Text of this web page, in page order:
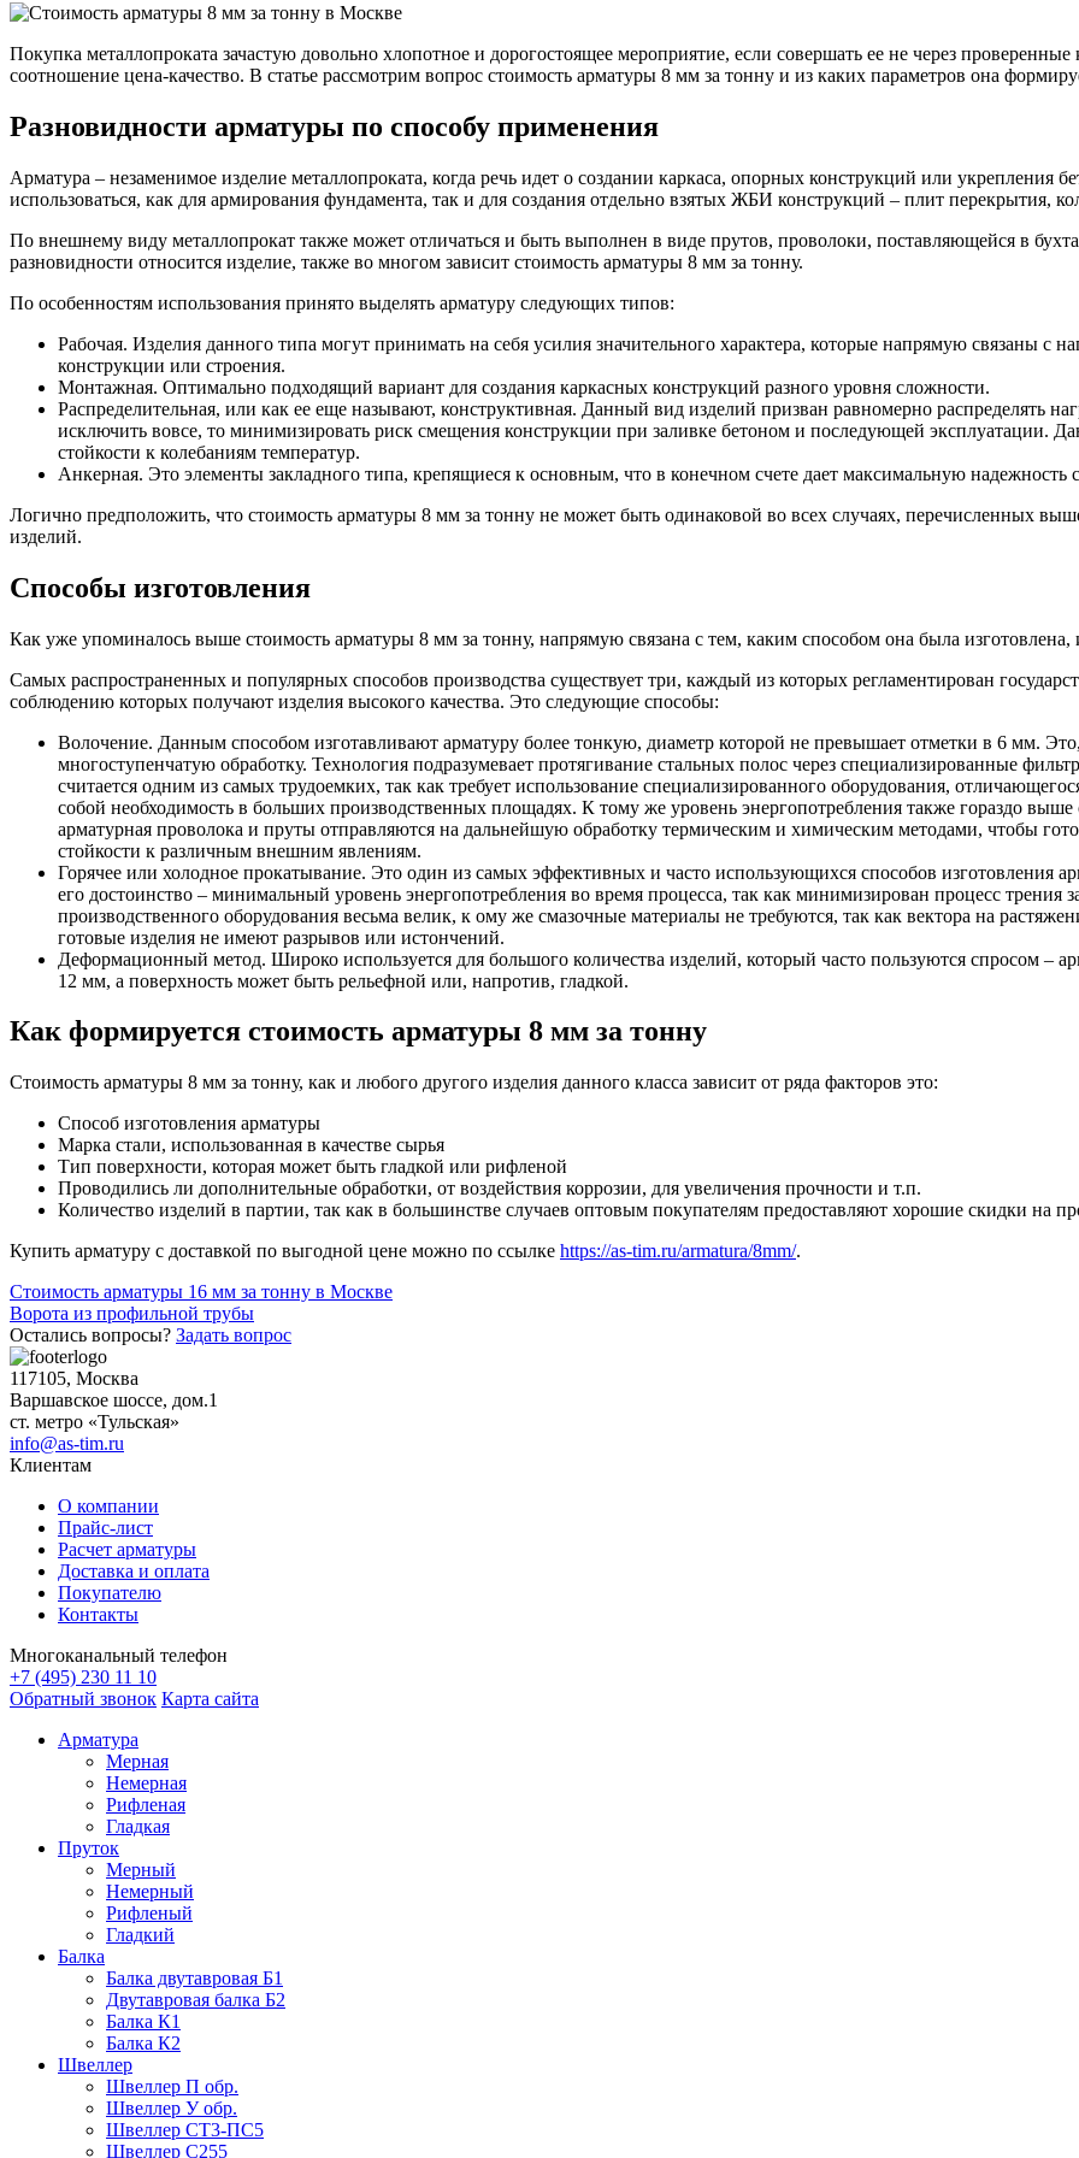
Конструкционная сталь
Круг горячекатаный конструкционный
Шестигранник горячекатаный
конструкционный
Круг оцинкованный
Лист оцинкованный
Труба оцинкованная
Фитинги резьбовые стальные
Фитинги резьбовые чугунные
Покупка металлопроката зачастую довольно хлопотное и дорогостоящее мероприятие, если совершать ее не через
соотношение цена-качество. В статье рассмотрим вопрос стоимость арматуры 8 мм за тонну и из каких параметров она
Разновидности арматуры по способу применения
Арматура – незаменимое изделие металлопроката, когда речь идет о создании каркаса, опорных конструкций или укрепления
использоваться, как для армирования фундамента, так и для создания отдельно взятых ЖБИ конструкций – плит перекрытия,
По внешнему виду металлопрокат также может отличаться и быть выполнен в виде прутов, проволоки, поставляющейся в
разновидности относится изделие, также во многом зависит стоимость арматуры 8 мм за тонну.
По особенностям использования принято выделять арматуру следующих типов:
Рабочая. Изделия данного типа могут принимать на себя усилия значительного характера, которые напрямую связаны с
конструкции или строения.
Монтажная. Оптимально подходящий вариант для создания каркасных конструкций разного уровня сложности.
Распределительная, или как ее еще называют, конструктивная. Данный вид изделий призван равномерно распределять
исключить вовсе, то минимизировать риск смещения конструкции при заливке бетоном и последующей эксплуатации.
стойкости к колебаниям температур.
Анкерная. Это элементы закладного типа, крепящиеся к основным, что в конечном счете дает максимальную надежность
Логично предположить, что стоимость арматуры 8 мм за тонну не может быть одинаковой во всех случаях, перечисленных
изделий.
Способы изготовления
Как уже упоминалось выше стоимость арматуры 8 мм за тонну, напрямую связана с тем, каким способом она была изготовлена,
Самых распространенных и популярных способов производства существует три, каждый из которых регламентирован
соблюдению которых получают изделия высокого качества. Это следующие способы:
Волочение. Данным способом изготавливают арматуру более тонкую, диаметр которой не превышает отметки в 6 мм.
многоступенчатую обработку. Технология подразумевает протягивание стальных полос через специализированные
считается одним из самых трудоемких, так как требует использование специализированного оборудования,
собой необходимость в больших производственных площадях. К тому же уровень энергопотребления также гораздо
арматурная проволока и пруты отправляются на дальнейшую обработку термическим и химическим методами, чтобы
стойкости к различным внешним явлениям.
Горячее или холодное прокатывание. Это один из самых эффективных и часто использующихся способов изготовления
его достоинство – минимальный уровень энергопотребления во время процесса, так как минимизирован процесс трения
производственного оборудования весьма велик, к ому же смазочные материалы не требуются, так как вектора на
готовые изделия не имеют разрывов или истончений.
Деформационный метод. Широко используется для большого количества изделий, который часто пользуются спросом –
12 мм, а поверхность может быть рельефной или, напротив, гладкой.
Как формируется стоимость арматуры 8 мм за тонну
Стоимость арматуры 8 мм за тонну, как и любого другого изделия данного класса зависит от ряда факторов это:
Способ изготовления арматуры
Марка стали, использованная в качестве сырья
Тип поверхности, которая может быть гладкой или рифленой
Проводились ли дополнительные обработки, от воздействия коррозии, для увеличения прочности и т.п.
Количество изделий в партии, так как в большинстве случаев оптовым покупателям предоставляют хорошие скидки на
Купить арматуру с доставкой по выгодной цене можно по ссылке https://as-tim.ru/armatura/8mm/.
Навигация
по
записям
Стоимость арматуры 16 мм за тонну в Москве
Ворота из профильной трубы
Остались вопросы? Задать вопрос
117105, Москва
Варшавское шоссе, дом.1
ст. метро «Тульская»
info@as-tim.ru
Клиентам
О компании
Прайс-лист
Расчет арматуры
Доставка и оплата
Покупателю
Контакты
Многоканальный телефон
+7 (495) 230 11 10
Обратный звонок Карта сайта
Арматура
Мерная
Немерная
Рифленая
Гладкая
Пруток
Мерный
Немерный
Рифленый
Гладкий
Балка
Балка двутавровая Б1
Двутавровая балка Б2
Балка К1
Балка К2
Швеллер
Швеллер П обр.
Швеллер У обр.
Швеллер СТ3-ПС5
Швеллер С255